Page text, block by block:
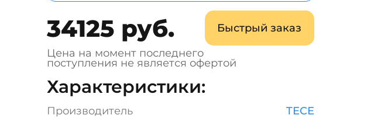
34125 руб.
Быстрый заказ
Цена на момент последнего
поступления не является офертой
Характеристики:
Производитель
TECE